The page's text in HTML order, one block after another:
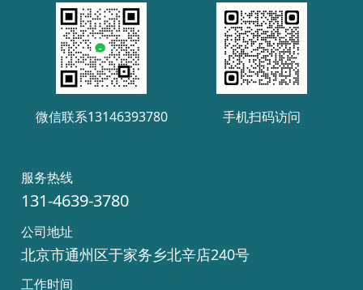
微信联系13146393780 手机扫码访问
服务热线
131-4639-3780
公司地址
北京市通州区于家务乡北辛店240号
工作时间